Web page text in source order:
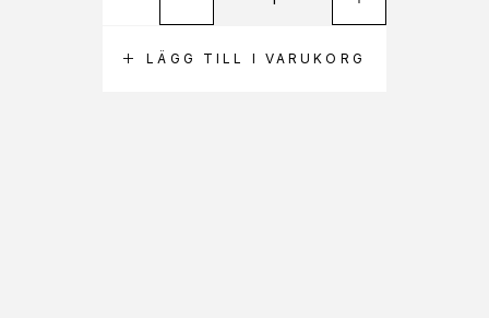
LÄGG TILL I VARUKORG